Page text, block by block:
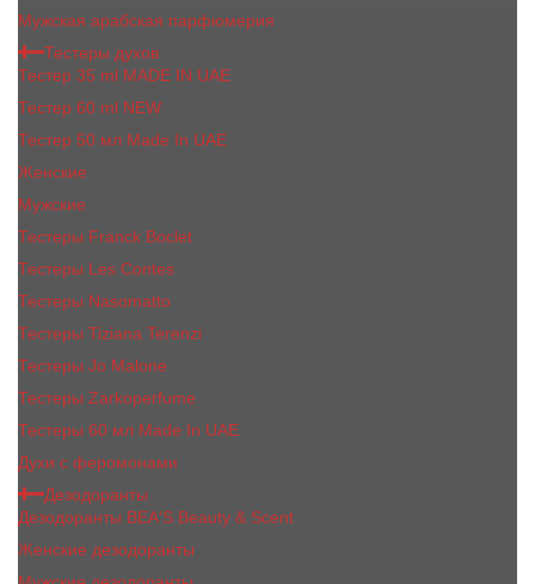
Мужская арабская парфюмерия
Тестеры духов
Тестер 35 ml MADE IN UAE
Тестер 60 ml NEW
Тестер 50 мл Made In UAE
Женские
Мужские
Тестеры Franck Boclet
Тестеры Les Contes
Тестеры Nasomatto
Тестеры Tiziana Terenzi
Тестеры Jо Malоnе
Тестеры Zarkoperfume
Тестеры 60 мл Made In UAE
Духи с феромонами
Дезодоранты
Дезодоранты BEA'S Beauty & Scent
Женские дезодоранты